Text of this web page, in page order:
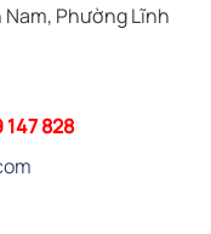
Phường Lĩnh
828